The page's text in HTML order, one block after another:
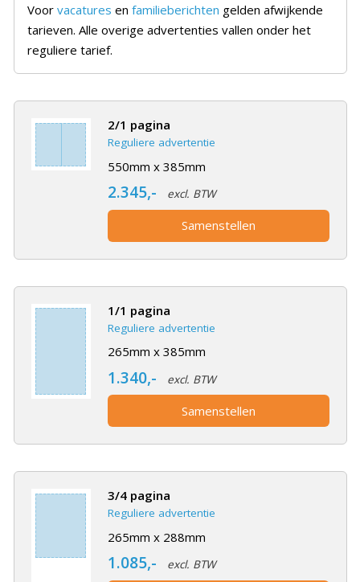
Voor vacatures en familieberichten gelden afwijkende
tarieven. Alle overige advertenties vallen onder het
reguliere tarief.
2/1 pagina
Reguliere advertentie
550mm x 385mm
2.345,- excl. BTW
Samenstellen
1/1 pagina
Reguliere advertentie
265mm x 385mm
1.340,- excl. BTW
Samenstellen
3/4 pagina
Reguliere advertentie
265mm x 288mm
1.085,- excl. BTW